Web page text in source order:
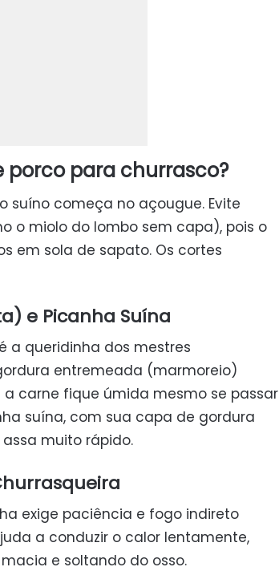
para churrasco?
suíno começa no açougue. Evite
o miolo do lombo sem capa), pois o
em sola de sapato. Os cortes
e Picanha Suína
a queridinha dos mestres
entremeada (marmoreio)
carne fique úmida mesmo se passar
suína, com sua capa de gordura
muito rápido.
exige paciência e fogo indireto
a conduzir o calor lentamente,
e soltando do osso.